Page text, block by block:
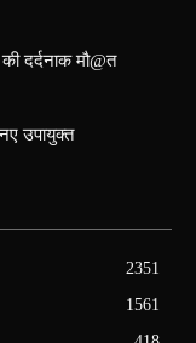
दर्दनाक मौ@त
उपायुक्त
2351
1561